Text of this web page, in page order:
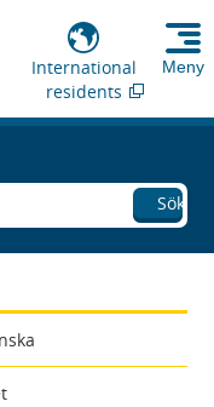
International
residents
Meny
Sök